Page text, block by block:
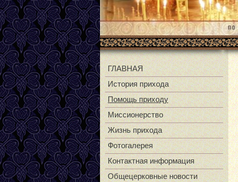
ГЛАВНАЯ
История прихода
Помощь приходу
Миссионерство
Жизнь прихода
Фотогалерея
Контактная информация
Общецерковные новости